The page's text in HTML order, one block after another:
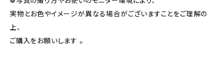
実物とお色やイメージが異なる場合がございますことをご理解の
上、
ご購入をお願いします 。